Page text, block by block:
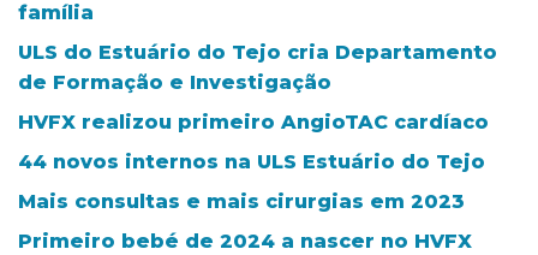
família
ULS do Estuário do Tejo cria Departamento
de Formação e Investigação
HVFX realizou primeiro AngioTAC cardíaco
44 novos internos na ULS Estuário do Tejo
Mais consultas e mais cirurgias em 2023
Primeiro bebé de 2024 a nascer no HVFX